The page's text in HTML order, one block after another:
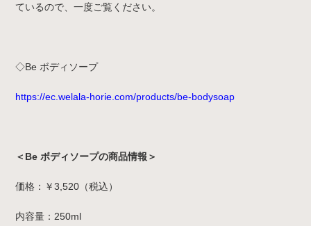
ているので、一度ご覧ください。
◇Be ボディソープ
https://ec.welala-horie.com/products/be-bodysoap
＜Be ボディソープの商品情報＞
価格：￥3,520（税込）
内容量：250ml